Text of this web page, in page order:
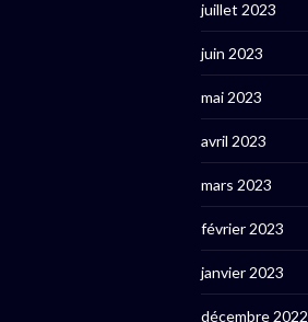
juillet 2023
juin 2023
mai 2023
avril 2023
mars 2023
février 2023
janvier 2023
décembre 2022